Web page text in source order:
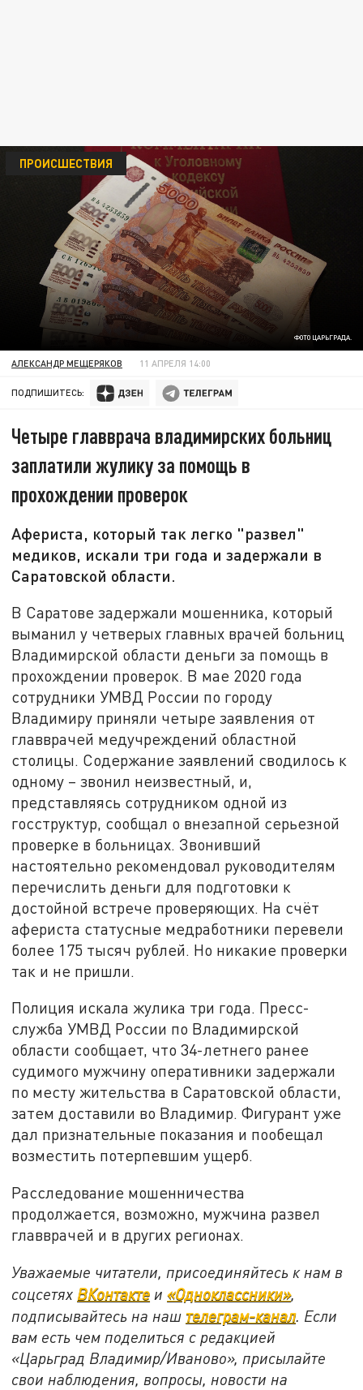
ФОТО ЦАРЬГРАДА.
ПРОИСШЕСТВИЯ
АЛЕКСАНДР МЕЩЕРЯКОВ 11 АПРЕЛЯ 14:00
ПОДПИШИТЕСЬ:
Четыре главврача владимирских больниц
заплатили жулику за помощь в
прохождении проверок
Афериста, который так легко "развел"
медиков, искали три года и задержали в
Саратовской области.
В Саратове задержали мошенника, который
выманил у четверых главных врачей больниц
Владимирской области деньги за помощь в
прохождении проверок. В мае 2020 года
сотрудники УМВД России по городу
Владимиру приняли четыре заявления от
главврачей медучреждений областной
столицы. Содержание заявлений сводилось к
одному – звонил неизвестный, и,
представляясь сотрудником одной из
госструктур, сообщал о внезапной серьезной
проверке в больницах. Звонивший
настоятельно рекомендовал руководителям
перечислить деньги для подготовки к
достойной встрече проверяющих. На счёт
афериста статусные медработники перевели
более 175 тысяч рублей. Но никакие проверки
так и не пришли.
Полиция искала жулика три года. Пресс-
служба УМВД России по Владимирской
области сообщает, что 34-летнего ранее
судимого мужчину оперативники задержали
по месту жительства в Саратовской области,
затем доставили во Владимир. Фигурант уже
дал признательные показания и пообещал
возместить потерпевшим ущерб.
Расследование мошенничества
продолжается, возможно, мужчина развел
главврачей и в других регионах.
Уважаемые читатели, присоединяйтесь к нам в
соцсетях ВКонтакте и«Одноклассники»,
подписывайтесь на наш телеграм-канал. Если
вам есть чем поделиться с редакцией
«Царьград Владимир/Иваново», присылайте
свои наблюдения, вопросы, новости на